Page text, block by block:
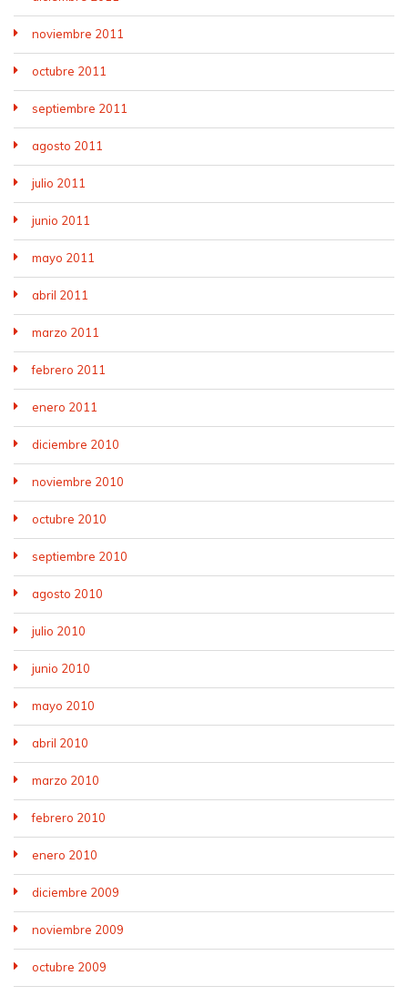
noviembre 2011
octubre 2011
septiembre 2011
agosto 2011
julio 2011
junio 2011
mayo 2011
abril 2011
marzo 2011
febrero 2011
enero 2011
diciembre 2010
noviembre 2010
octubre 2010
septiembre 2010
agosto 2010
julio 2010
junio 2010
mayo 2010
abril 2010
marzo 2010
febrero 2010
enero 2010
diciembre 2009
noviembre 2009
octubre 2009